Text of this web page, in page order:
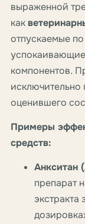
выраженной
как
отпускаемые
успокаивающие
компонентов.
исключительно
оценившего
Примеры
средств:
Анкситан
препарат
экстракта